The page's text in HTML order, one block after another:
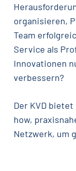
organisieren,
Team
Service als
Innovationen
verbessern?
Der KVD
how,
Netzwerk, um